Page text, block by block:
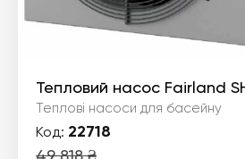
Тепловий насос Fairland
Теплові насоси для басейну
Код: 22718
49 818₴